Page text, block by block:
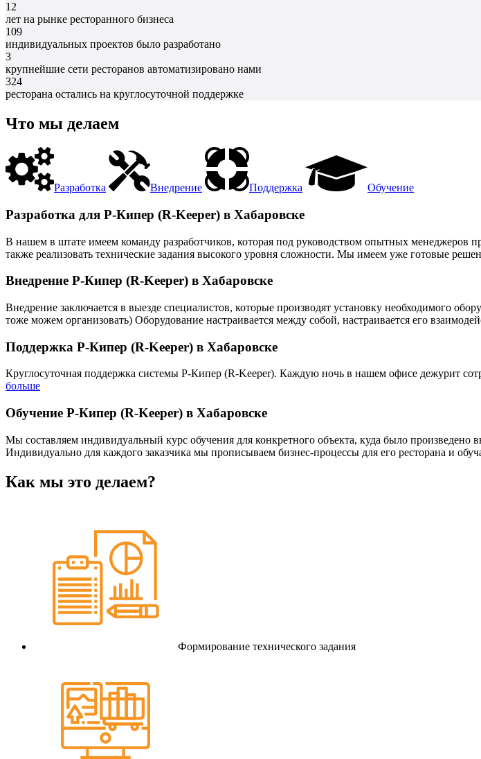
12
лет на рынке ресторанного бизнеса
109
индивидуальных проектов было разработано
3
крупнейшие сети ресторанов автоматизировано нами
324
ресторана остались на круглосуточной поддержке
Что мы делаем
Разработка Внедрение Поддержка Обучение
Разработка для Р-Кипер (R-Keeper) в Хабаровске
В нашем в штате имеем команду разработчиков, которая под руководством опытных
также реализовать технические задания высокого уровня сложности. Мы имеем уже готовые
Внедрение Р-Кипер (R-Keeper) в Хабаровске
Внедрение заключается в выезде специалистов, которые производят установку необходимого
тоже можем организовать) Оборудование настраивается между собой, настраивается его
Поддержка Р-Кипер (R-Keeper) в Хабаровске
Круглосуточная поддержка системы Р-Кипер (R-Keeper). Каждую ночь в нашем офисе дежурит
больше
Обучение Р-Кипер (R-Keeper) в Хабаровске
Мы составляем индивидуальный курс обучения для конкретного объекта, куда было произведено
Индивидуально для каждого заказчика мы прописываем бизнес-процессы для его ресторана и
Как мы это делаем?
Формирование технического задания